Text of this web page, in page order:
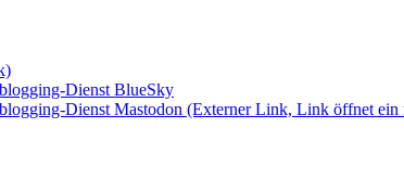
Dienst BlueSky
Dienst Mastodon (Externer Link, Link öffnet ein